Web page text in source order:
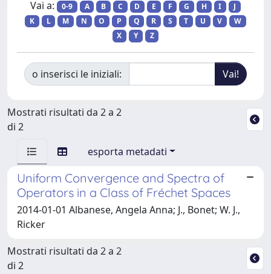
Vai a: 0-9 A B C D E F G H I
J
K
L M N O P Q R S T U V
W
X
Y Z
o inserisci le iniziali:
Mostrati risultati da 2 a 2
di 2
esporta metadati
Uniform Convergence and Spectra of
Operators in a Class of Fréchet Spaces
2014-01-01 Albanese, Angela Anna; J., Bonet; W. J.,
Ricker
Mostrati risultati da 2 a 2
di 2